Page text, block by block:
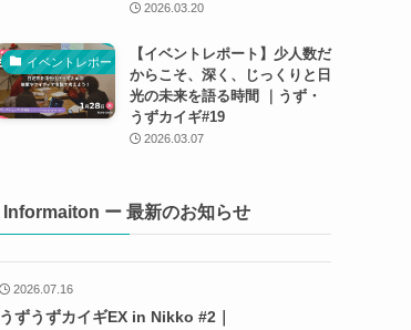
2026.03.20
イベントレポート
【イベントレポート】少人数だ
からこそ、深く、じっくりと日
光の未来を語る時間 ｜うず・
うずカイギ#19
2026.03.07
Informaiton ー 最新のお知らせ
2026.07.16
うずうずカイギEX in Nikko #2｜